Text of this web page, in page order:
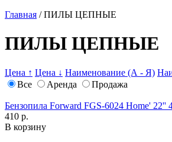
Главная / ПИЛЫ ЦЕПНЫЕ
ПИЛЫ ЦЕПНЫЕ
Цена ↑ Цена ↓ Наименование (А - Я)
Все
Аренда Продажа
Бензопила Forward FGS-6024 Home' 22''
410 р.
В корзину